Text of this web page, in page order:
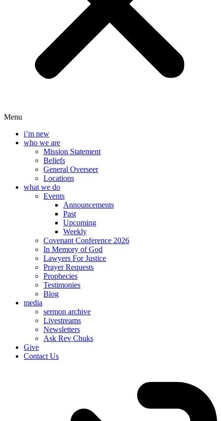
Menu
i’m new
who we are
Mission Statement
Beliefs
General Overseer
Locations
what we do
Events
Announcements
Past
Upcoming
Weekly
Covenant Conference 2026
In Memory of God
Lawyers For Justice
Prayer Requests
Prophecies
Testimonies
Blog
media
sermon archive
Livestreams
Newsletters
Ask Rev Chuks
Give
Contact Us